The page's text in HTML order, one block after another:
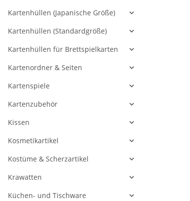
Kartenhüllen (Japanische Größe)
Kartenhüllen (Standardgröße)
Kartenhüllen für Brettspielkarten
Kartenordner & Seiten
Kartenspiele
Kartenzubehör
Kissen
Kosmetikartikel
Kostüme & Scherzartikel
Krawatten
Küchen- und Tischware